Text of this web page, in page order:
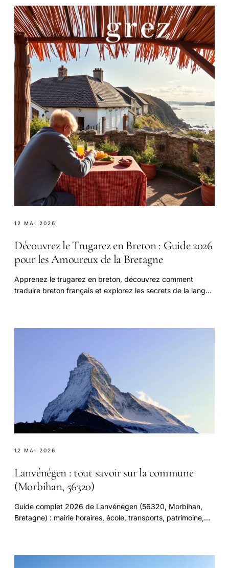
12 MAI 2026
Découvrez le Trugarez en Breton : Guide 2026
pour les Amoureux de la Bretagne
Apprenez le trugarez en breton, découvrez comment
traduire breton français et explorez les secrets de la langue
12 MAI 2026
Lanvénégen : tout savoir sur la commune
(Morbihan, 56320)
Guide complet 2026 de Lanvénégen (56320, Morbihan,
Bretagne) : mairie horaires, école, transports, patrimoine,